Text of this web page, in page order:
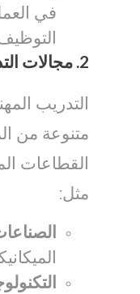
في
2. مجالات
التدريب
متنوعة من
القطاعات
مثل: